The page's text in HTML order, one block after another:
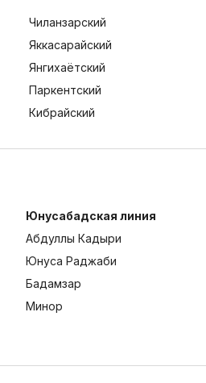
Чиланзарский
Яккасарайский
Янгихаётский
Паркентский
Кибрайский
Юнусабадская линия
Абдуллы Кадыри
Юнуса Раджаби
Бадамзар
Минор